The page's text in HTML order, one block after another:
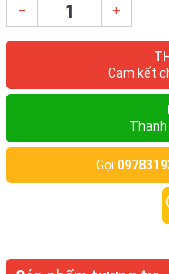
– +
Cam kết
Gọi